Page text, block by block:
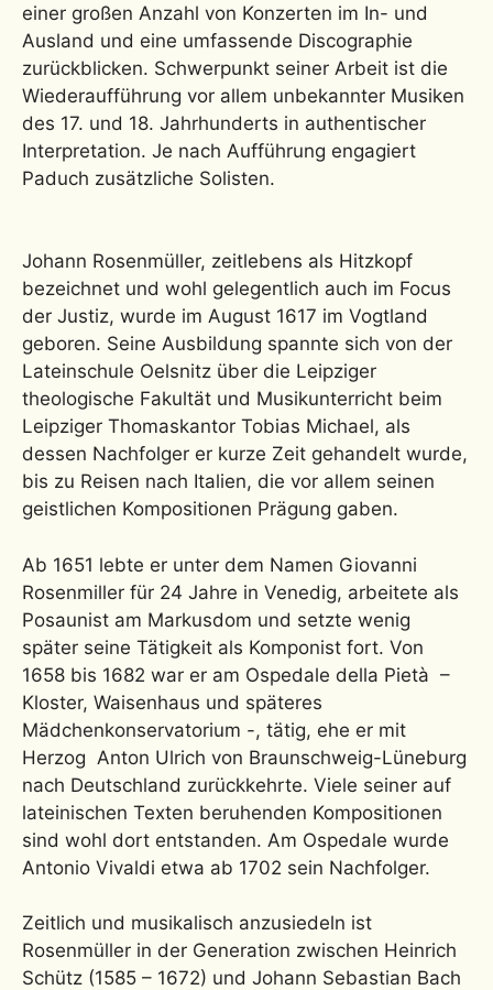
einer großen Anzahl von Konzerten im In- und
Ausland und eine umfassende Discographie
zurückblicken. Schwerpunkt seiner Arbeit ist die
Wiederaufführung vor allem unbekannter Musiken
des 17. und 18. Jahrhunderts in authentischer
Interpretation. Je nach Aufführung engagiert
Paduch zusätzliche Solisten.
Johann Rosenmüller, zeitlebens als Hitzkopf
bezeichnet und wohl gelegentlich auch im Focus
der Justiz, wurde im August 1617 im Vogtland
geboren. Seine Ausbildung spannte sich von der
Lateinschule Oelsnitz über die Leipziger
theologische Fakultät und Musikunterricht beim
Leipziger Thomaskantor Tobias Michael, als
dessen Nachfolger er kurze Zeit gehandelt wurde,
bis zu Reisen nach Italien, die vor allem seinen
geistlichen Kompositionen Prägung gaben.
Ab 1651 lebte er unter dem Namen Giovanni
Rosenmiller für 24 Jahre in Venedig, arbeitete als
Posaunist am Markusdom und setzte wenig
später seine Tätigkeit als Komponist fort. Von
1658 bis 1682 war er am Ospedale della Pietà –
Kloster, Waisenhaus und späteres
Mädchenkonservatorium -, tätig, ehe er mit
Herzog Anton Ulrich von Braunschweig-Lüneburg
nach Deutschland zurückkehrte. Viele seiner auf
lateinischen Texten beruhenden Kompositionen
sind wohl dort entstanden. Am Ospedale wurde
Antonio Vivaldi etwa ab 1702 sein Nachfolger.
Zeitlich und musikalisch anzusiedeln ist
Rosenmüller in der Generation zwischen Heinrich
Schütz (1585 – 1672) und Johann Sebastian Bach